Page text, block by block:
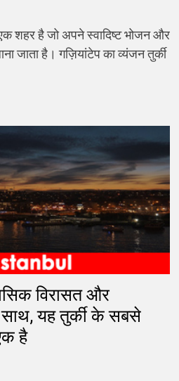
एक शहर है जो अपने स्वादिष्ट भोजन और
जाता है। गज़ियांटेप का व्यंजन तुर्की
विरासत और
यह तुर्की के सबसे
है